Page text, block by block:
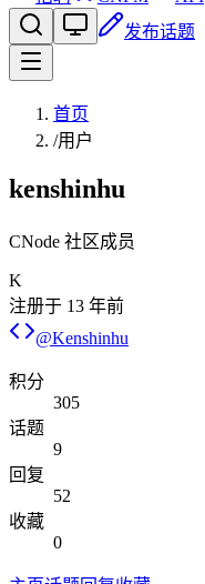
发布话题
首页
/用户
kenshinhu
CNode 社区成员
K
注册于 13 年前
@Kenshinhu
积分
305
话题
9
回复
52
收藏
0